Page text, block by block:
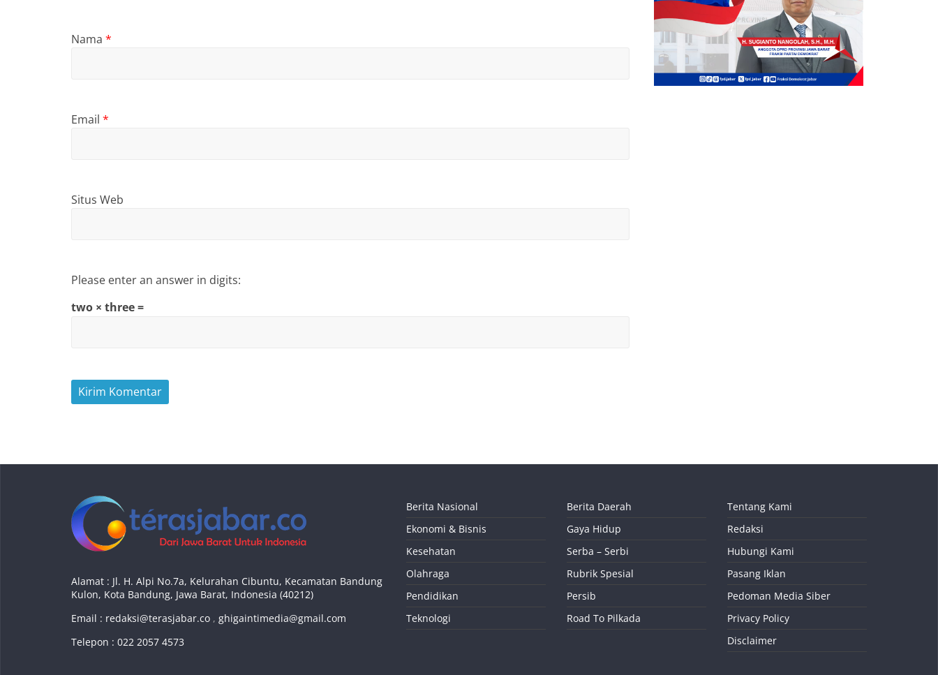
Nama *
Email *
Situs Web
Please enter an answer in digits:
two × three =
Alamat : Jl. H. Alpi No.7a, Kelurahan Cibuntu, Kecamatan Bandung
Kulon, Kota Bandung, Jawa Barat, Indonesia (40212)
Email : redaksi@terasjabar.co , ghigaintimedia@gmail.com
Telepon : 022 2057 4573
Berita Nasional
Ekonomi & Bisnis
Kesehatan
Olahraga
Pendidikan
Teknologi
Berita Daerah
Gaya Hidup
Serba – Serbi
Rubrik Spesial
Persib
Road To Pilkada
Tentang Kami
Redaksi
Hubungi Kami
Pasang Iklan
Pedoman Media Siber
Privacy Policy
Disclaimer